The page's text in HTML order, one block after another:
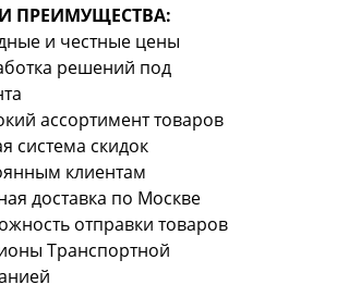
ПРЕИМУЩЕСТВА:
и честные цены
решений под
ассортимент товаров
система скидок
клиентам
доставка по Москве
отправки товаров
Транспортной